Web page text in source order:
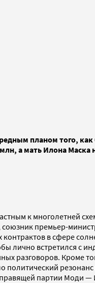
планом того, как
а мать Илона
к многолетней
союзник премьер-
в сфере
лично встретился с
разговоров. Кроме
партии Моди